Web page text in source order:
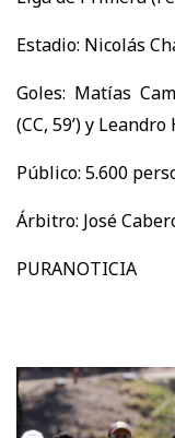
Estadio: Nicolás
Goles: Matías
(CC, 59’) y Leandro
Público: 5.600
Árbitro: José
PURANOTICIA